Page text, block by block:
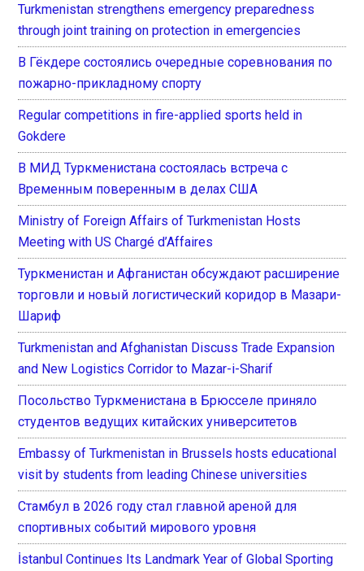
Turkmenistan strengthens emergency preparedness
through joint training on protection in emergencies
В Гёкдере состоялись очередные соревнования по
пожарно-прикладному спорту
Regular competitions in fire-applied sports held in
Gokdere
В МИД Туркменистана состоялась встреча с
Временным поверенным в делах США
Ministry of Foreign Affairs of Turkmenistan Hosts
Meeting with US Chargé d’Affaires
Туркменистан и Афганистан обсуждают расширение
торговли и новый логистический коридор в Мазари-
Шариф
Turkmenistan and Afghanistan Discuss Trade Expansion
and New Logistics Corridor to Mazar-i-Sharif
Посольство Туркменистана в Брюсселе приняло
студентов ведущих китайских университетов
Embassy of Turkmenistan in Brussels hosts educational
visit by students from leading Chinese universities
Стамбул в 2026 году стал главной ареной для
спортивных событий мирового уровня
İstanbul Continues Its Landmark Year of Global Sporting